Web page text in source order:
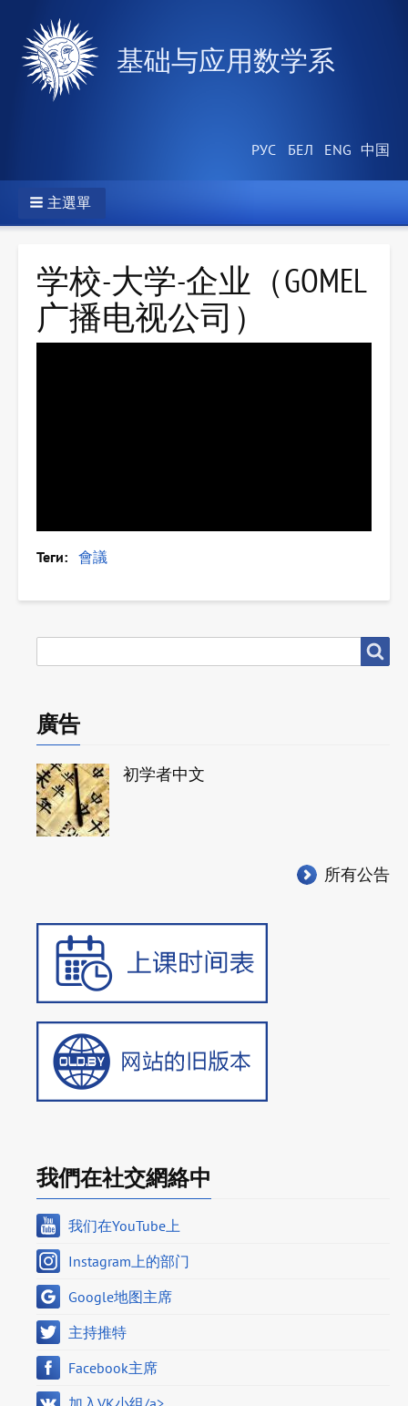
基础与应用数学系
主選單
学校-大学-企业（GOMEL
广播电视公司）
Теги 會議
尋
廣告
初学者中文
所有公告
我們在社交網絡中
我们在YouTube上
Instagram上的部门
Google地图主席
主持推特
Facebook主席